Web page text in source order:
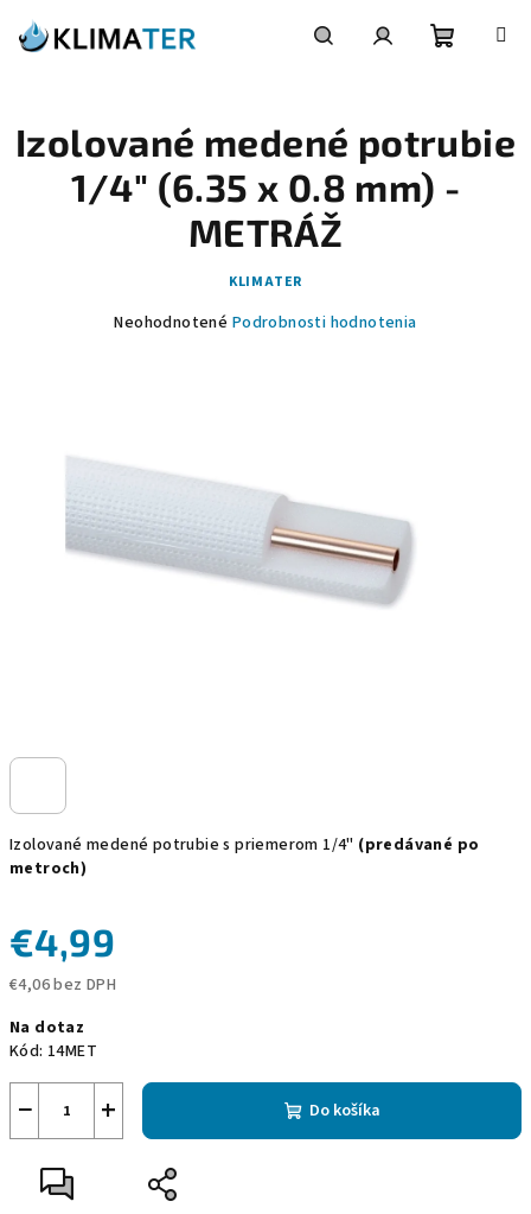
obsah
košík
Izolované medené potrubie s priemerom 1/4" (predávané po
metroch)
€4,99
€4,06 bez DPH
cena:
Na dotaz
Kód: 14MET
+
− Do košíka
Izolované medené potrubie
1/4" (6.35 x 0.8 mm) -
METRÁŽ
KLIMATER
Priemerné
5
Neohodnotené Podrobnosti hodnotenia